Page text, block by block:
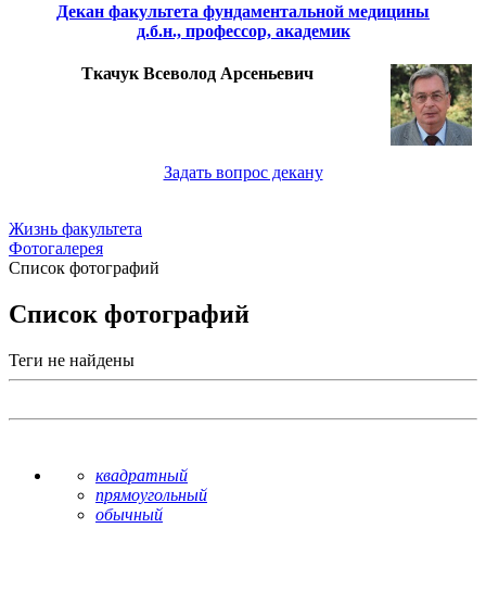
Декан факультета фундаментальной медицины
д.б.н., профессор, академик
Ткачук Всеволод Арсеньевич
Задать вопрос декану
Жизнь факультета
Фотогалерея
Список фотографий
Список фотографий
Теги не найдены
квадратный
прямоугольный
обычный